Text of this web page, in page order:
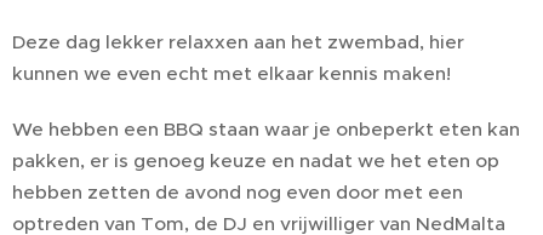
Deze dag lekker relaxxen aan het zwembad, hier
kunnen we even echt met elkaar kennis maken!
We hebben een BBQ staan waar je onbeperkt eten kan
pakken, er is genoeg keuze en nadat we het eten op
hebben zetten de avond nog even door met een
optreden van Tom, de DJ en vrijwilliger van NedMalta